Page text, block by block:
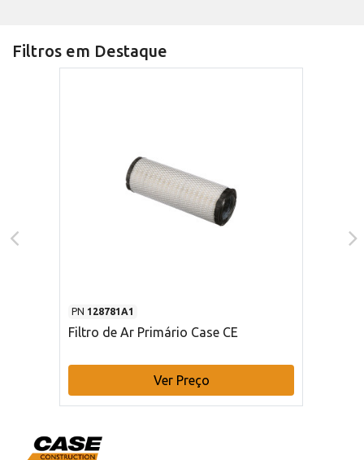
Filtros em Destaque
PN 128781A1
Filtro de Ar Primário Case CE
Ver Preço